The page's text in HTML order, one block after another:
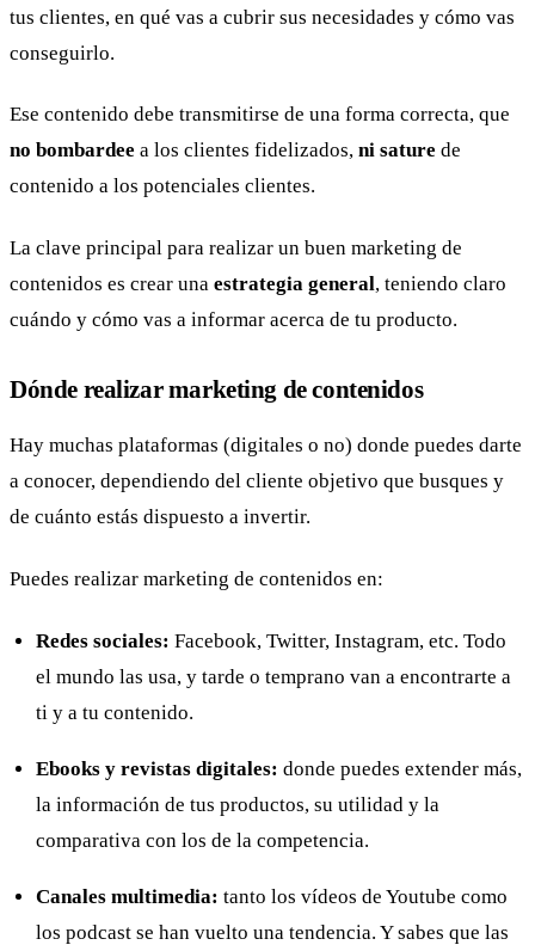
tus clientes, en qué vas a cubrir sus necesidades y cómo vas
conseguirlo.
Ese contenido debe transmitirse de una forma correcta, que
no bombardee a los clientes fidelizados, ni sature de
contenido a los potenciales clientes.
La clave principal para realizar un buen marketing de
contenidos es crear una estrategia general, teniendo claro
cuándo y cómo vas a informar acerca de tu producto.
Dónde realizar marketing de contenidos
Hay muchas plataformas (digitales o no) donde puedes darte
a conocer, dependiendo del cliente objetivo que busques y
de cuánto estás dispuesto a invertir.
Puedes realizar marketing de contenidos en:
Redes sociales: Facebook, Twitter, Instagram, etc. Todo
el mundo las usa, y tarde o temprano van a encontrarte a
ti y a tu contenido.
Ebooks y revistas digitales: donde puedes extender más,
la información de tus productos, su utilidad y la
comparativa con los de la competencia.
Canales multimedia: tanto los vídeos de Youtube como
los podcast se han vuelto una tendencia. Y sabes que las